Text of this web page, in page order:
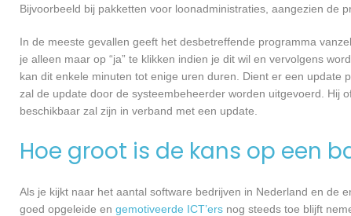
Bijvoorbeeld bij pakketten voor loonadministraties, aangezien de
In de meeste gevallen geeft het desbetreffende programma
je alleen maar op “ja” te klikken indien je dit wil en vervolgens
kan dit enkele minuten tot enige uren duren. Dient er een
zal de update door de systeembeheerder worden uitgevoerd. Hij
beschikbaar zal zijn in verband met een update.
Hoe groot is de kans op een
Als je kijkt naar het aantal software bedrijven in Nederland en de
goed opgeleide en gemotiveerde ICT’ers nog steeds toe blijft